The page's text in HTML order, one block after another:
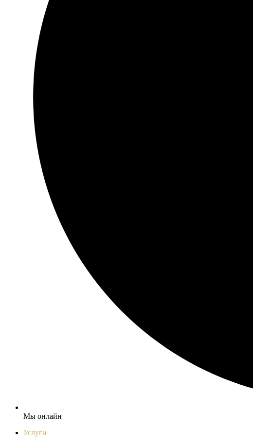
Мы онлайн
Услуги